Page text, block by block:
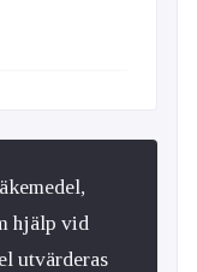
hjälp vid
utvärderas